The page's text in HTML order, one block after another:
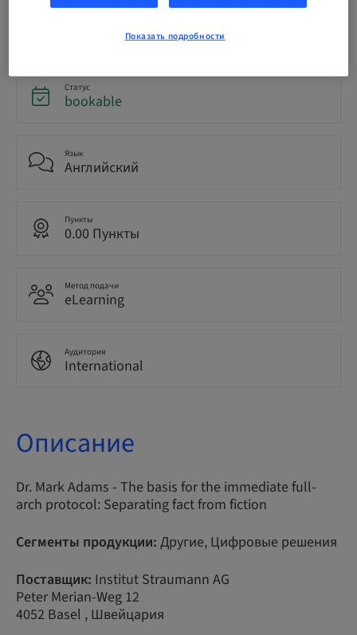
Статус
bookable
Язык
Английский
Пункты
0.00 Пункты
Метод подачи
eLearning
Аудитория
International
Описание
Dr. Mark Adams - The basis for the immediate full-
arch protocol: Separating fact from fiction
Сегменты продукции: Другие, Цифровые решения
Поставщик: Institut Straumann AG
Peter Merian-Weg 12
4052 Basel , Швейцария
Показать подробности